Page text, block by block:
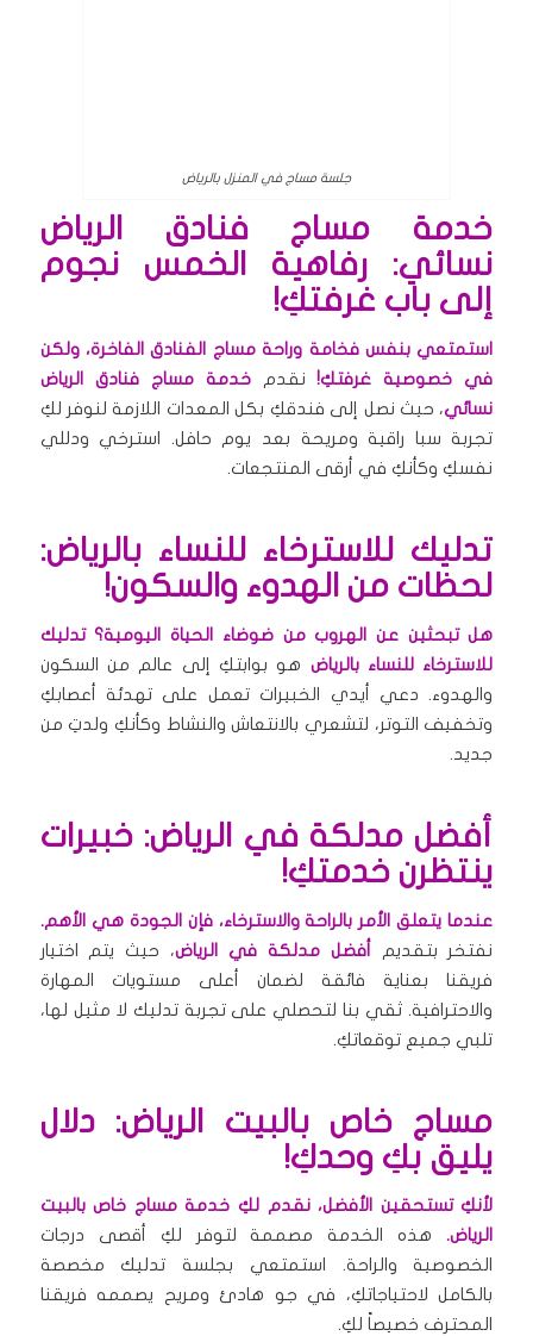
جلسة مساج في المنزل بالرياض
خدمة مساج فنادق الرياض
نسائي: رفاهية الخمس نجوم
إلى باب غرفتكِ!
استمتعي بنفس فخامة وراحة مساج الفنادق الفاخرة، ولكن
في خصوصية غرفتكِ!نقدمخدمة مساج فنادق الرياض
نسائي، حيث نصل إلى فندقكِ بكل المعدات اللازمة لنوفر لكِ
تجربة سبا راقية ومريحة بعد يوم حافل. استرخي ودللي
نفسكِ وكأنكِ في أرقى المنتجعات.
تدليك للاسترخاء للنساء بالرياض:
لحظات من الهدوء والسكون!
هل تبحثين عن الهروب من ضوضاء الحياة اليومية؟ تدليك
للاسترخاء للنساء بالرياض هو بوابتكِ إلى عالم من السكون
والهدوء. دعي أيدي الخبيرات تعمل على تهدئة أعصابكِ
وتخفيف التوتر، لتشعري بالانتعاش والنشاط وكأنكِ ولدتِ من
جديد.
أفضل مدلكة في الرياض: خبيرات
ينتظرن خدمتكِ!
عندما يتعلق الأمر بالراحة والاسترخاء، فإن الجودة هي الأهم.
نفتخر بتقديم أفضل مدلكة في الرياض، حيث يتم اختيار
فريقنا بعناية فائقة لضمان أعلى مستويات المهارة
والاحترافية. ثقي بنا لتحصلي على تجربة تدليك لا مثيل لها،
تلبي جميع توقعاتكِ.
مساج خاص بالبيت الرياض: دلال
يليق بكِ وحدكِ!
لأنكِ تستحقين الأفضل، نقدم لكِ خدمة مساج خاص بالبيت
الرياض.هذه الخدمة مصممة لتوفر لكِ أقصى درجات
الخصوصية والراحة. استمتعي بجلسة تدليك مخصصة
بالكامل لاحتياجاتكِ، في جو هادئ ومريح يصممه فريقنا
المحترف خصيصاً لكِ.